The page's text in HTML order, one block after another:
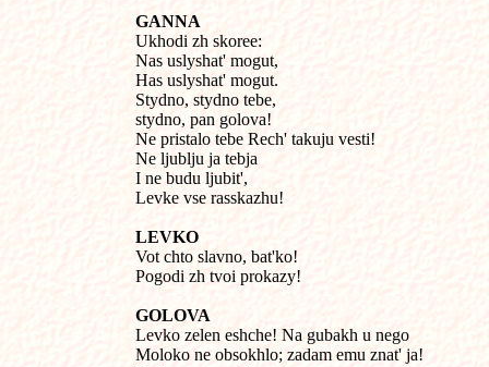
GANNA
Ukhodi zh skoree:
Nas uslyshat' mogut,
Has uslyshat' mogut.
Stydno, stydno tebe,
stydno, pan golova!
Ne pristalo tebe Rech' takuju vesti!
Ne ljublju ja tebja
I ne budu ljubit',
Levke vse rasskazhu!
LEVKO
Vot chto slavno, bat'ko!
Pogodi zh tvoi prokazy!
GOLOVA
Levko zelen eshche! Na gubakh u nego
Moloko ne obsokhlo; zadam emu znat' ja!